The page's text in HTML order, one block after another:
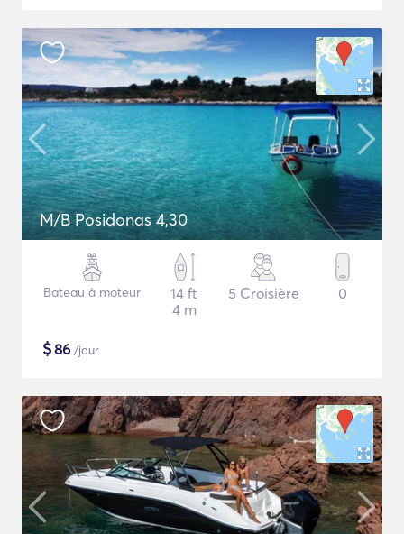
M/B Posidonas 4,30
Bateau à moteur
14 ft
4 m
5 Croisière 0
$86 /jour